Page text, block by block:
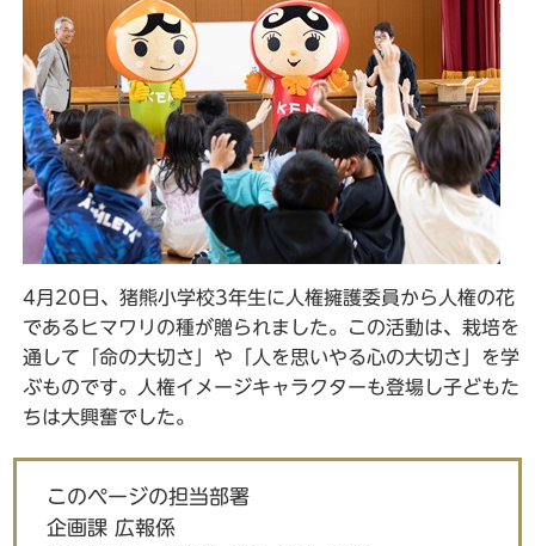
4月20日、猪熊小学校3年生に人権擁護委員から人権の花
であるヒマワリの種が贈られました。この活動は、栽培を
通して「命の大切さ」や「人を思いやる心の大切さ」を学
ぶものです。人権イメージキャラクターも登場し子どもた
ちは大興奮でした。
このページの担当部署
企画課 広報係